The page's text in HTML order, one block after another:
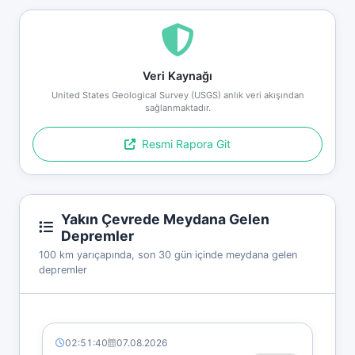
Veri Kaynağı
United States Geological Survey (USGS) anlık veri akışından
sağlanmaktadır.
Resmi Rapora Git
Yakın Çevrede Meydana Gelen
Depremler
100 km yarıçapında, son 30 gün içinde meydana gelen
depremler
02:51:40 07.08.2026